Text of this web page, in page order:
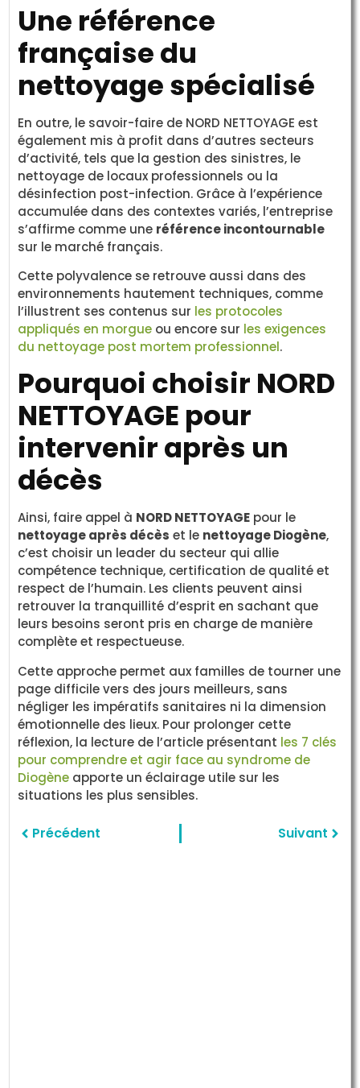
Une référence
française du
nettoyage spécialisé
En outre, le savoir-faire de NORD NETTOYAGE est
également mis à profit dans d’autres secteurs
d’activité, tels que la gestion des sinistres, le
nettoyage de locaux professionnels ou la
désinfection post-infection. Grâce à l’expérience
accumulée dans des contextes variés, l’entreprise
s’affirme comme une référence incontournable
sur le marché français.
Cette polyvalence se retrouve aussi dans des
environnements hautement techniques, comme
l’illustrent ses contenus sur les protocoles
appliqués en morgue ou encore sur les exigences
du nettoyage post mortem professionnel.
Pourquoi choisir NORD
NETTOYAGE pour
intervenir après un
décès
Ainsi, faire appel à NORD NETTOYAGE pour le
nettoyage après décès et le nettoyage Diogène,
c’est choisir un leader du secteur qui allie
compétence technique, certification de qualité et
respect de l’humain. Les clients peuvent ainsi
retrouver la tranquillité d’esprit en sachant que
leurs besoins seront pris en charge de manière
complète et respectueuse.
Cette approche permet aux familles de tourner une
page difficile vers des jours meilleurs, sans
négliger les impératifs sanitaires ni la dimension
émotionnelle des lieux. Pour prolonger cette
réflexion, la lecture de l’article présentant les 7 clés
pour comprendre et agir face au syndrome de
Diogène apporte un éclairage utile sur les
situations les plus sensibles.
Précédent Suivant